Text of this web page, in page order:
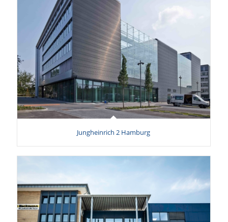
Jungheinrich 2 Hamburg